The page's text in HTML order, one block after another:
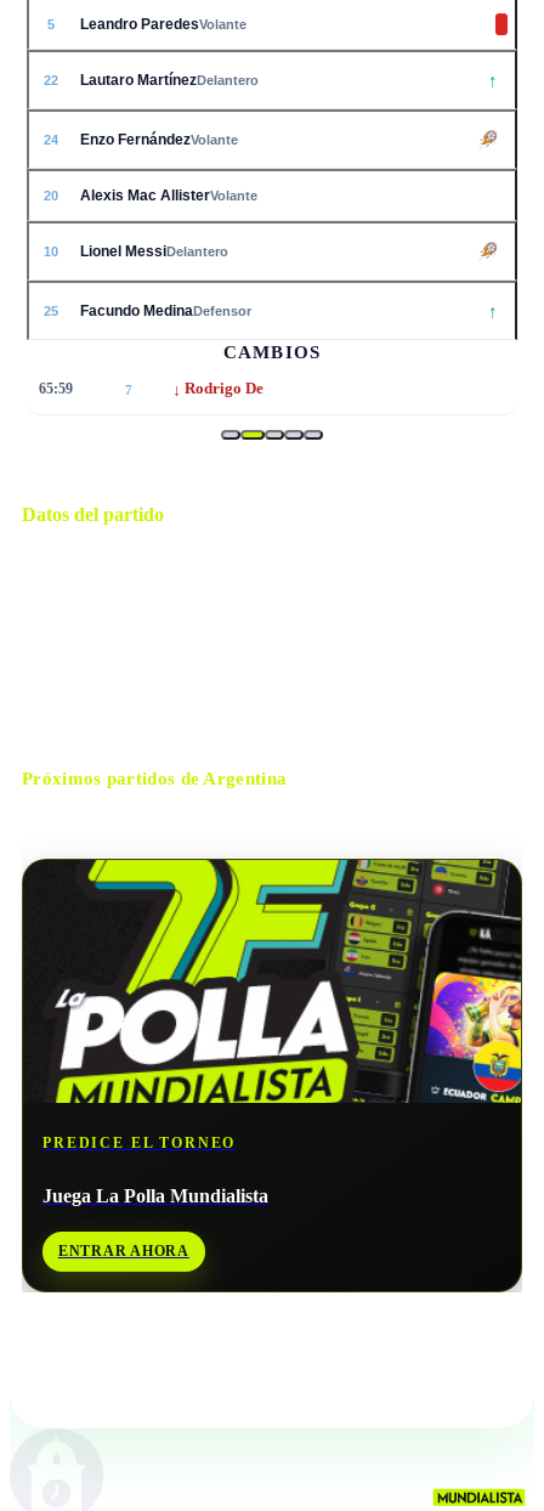
5 Leandro ParedesVolante
22 Lautaro MartínezDelantero ↑
24 Enzo FernándezVolante
20 Alexis Mac AllisterVolante
10 Lionel MessiDelantero
25 Facundo MedinaDefensor ↑
CAMBIOS
65:59 7 ↓ Rodrigo De
Datos del partido
Próximos partidos de Argentina
PREDICE EL TORNEO
Juega La Polla Mundialista
ENTRAR AHORA